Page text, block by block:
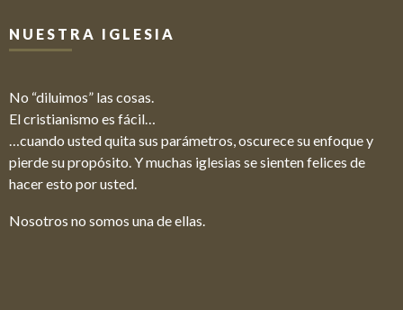
NUESTRA IGLESIA
No “diluimos” las cosas.
El cristianismo es fácil…
…cuando usted quita sus parámetros, oscurece su enfoque y
pierde su propósito. Y muchas iglesias se sienten felices de
hacer esto por usted.
Nosotros no somos una de ellas.